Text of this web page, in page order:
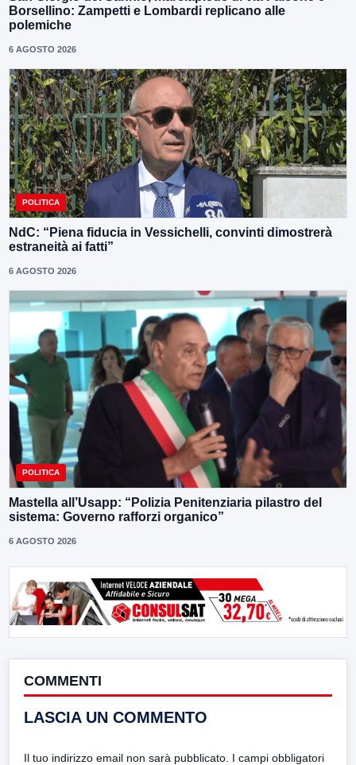
Borsellino: Zampetti e Lombardi replicano alle
polemiche
6 AGOSTO 2026
POLITICA
NdC: “Piena fiducia in Vessichelli, convinti dimostrerà
estraneità ai fatti”
6 AGOSTO 2026
POLITICA
Mastella all’Usapp: “Polizia Penitenziaria pilastro del
sistema: Governo rafforzi organico”
6 AGOSTO 2026
COMMENTI
LASCIA UN COMMENTO
Il tuo indirizzo email non sarà pubblicato. I campi obbligatori